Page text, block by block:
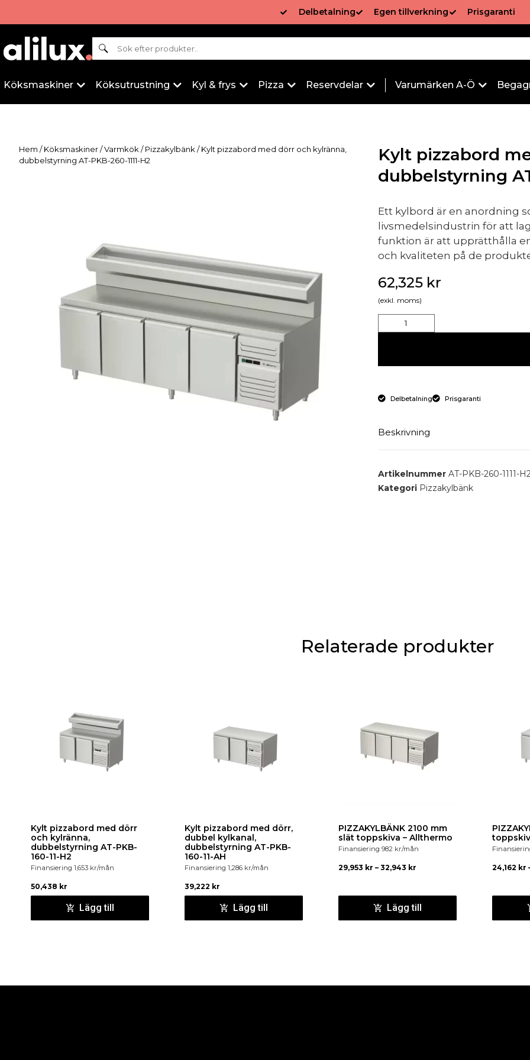
Delbetalning Egen tillverkning Prisgaranti
Sök
Köksmaskiner Köksutrustning Kyl & frys Pizza Reservdelar Varumärken A-Ö
Hem /Köksmaskiner/Varmkök /Pizzakylbänk / Kylt pizzabord med dörr och kylränna,
dubbelstyrning AT-PKB-260-1111-H2
Kylt pizzabord
dubbelstyrning
Ett kylbord är en anordning
livsmedelsindustrin för att
funktion är att upprätthålla
och kvaliteten på de
62,325 kr
(exkl. moms)
Delbetalning Prisgaranti
Beskrivning
Pizza kylbord med 4 dörrar
Artikelnummer AT-PKB-260-1111-
Kategori Pizzakylbänk
Relaterade produkter
Kylt pizzabord med dörr
och kylränna,
dubbelstyrning AT-PKB-
160-11-H2
Finansiering 1,653 kr/mån
50,438 kr
Lägg till
Kylt pizzabord med dörr,
dubbel kylkanal,
dubbelstyrning AT-PKB-
160-11-AH
Finansiering 1,286 kr/mån
39,222 kr
Lägg till
PIZZAKYLBÄNK 2100 mm
slät toppskiva – Allthermo
Finansiering 982 kr/mån
29,953 kr – 32,943 kr
Lägg till
24,162 kr